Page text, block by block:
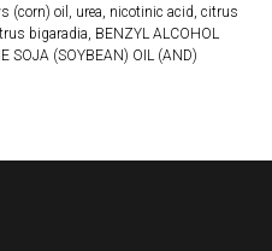
(corn) oil, urea, nicotinic acid, citrus
bigaradia, BENZYL ALCOHOL
SOJA (SOYBEAN) OIL (AND)